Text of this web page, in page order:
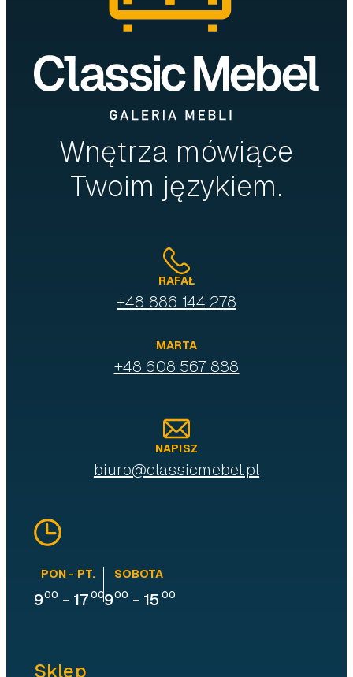
Wnętrza mówiące
Twoim językiem.
RAFAŁ
+48 886 144 278
MARTA
+48 608 567 888
NAPISZ
biuro@classicmebel.pl
PON - PT.
900 - 17 00
SOBOTA
900 - 15 00
Sklep